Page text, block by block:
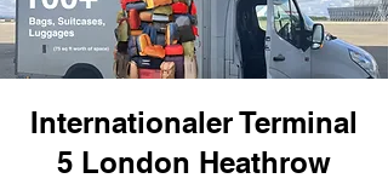
Internationaler Terminal
5 London Heathrow